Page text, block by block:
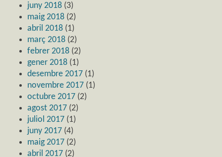
juny 2018 (3)
maig 2018 (2)
abril 2018 (1)
març 2018 (2)
febrer 2018 (2)
gener 2018 (1)
desembre 2017 (1)
novembre 2017 (1)
octubre 2017 (2)
agost 2017 (2)
juliol 2017 (1)
juny 2017 (4)
maig 2017 (2)
abril 2017 (2)